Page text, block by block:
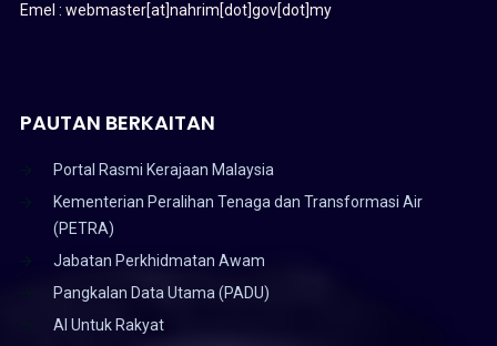
Emel : webmaster[at]nahrim[dot]gov[dot]my
PAUTAN BERKAITAN
Portal Rasmi Kerajaan Malaysia
Kementerian Peralihan Tenaga dan Transformasi Air
(PETRA)
Jabatan Perkhidmatan Awam
Pangkalan Data Utama (PADU)
AI Untuk Rakyat